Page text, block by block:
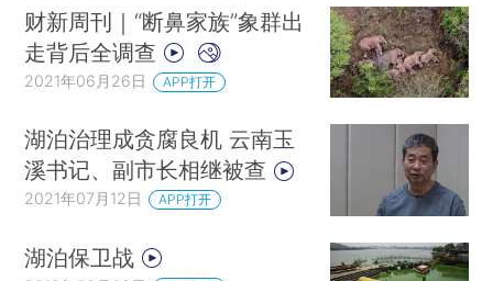
财新周刊｜“断鼻家族”象群出
走背后全调查
2021年06月26日 APP打开
湖泊治理成贪腐良机 云南玉
溪书记、副市长相继被查
2021年07月12日 APP打开
湖泊保卫战